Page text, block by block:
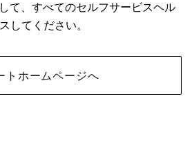
て、すべてのセルフサービスヘル
してください。
トホームページへ